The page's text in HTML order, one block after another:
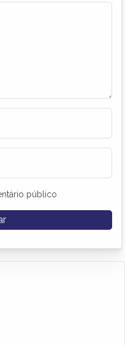
público